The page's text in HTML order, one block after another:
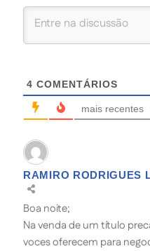
4 COMENTÁRIOS
mais recentes
RAMIRO RODRIGUES
Boa noite;
Na venda de um título
voces oferecem para